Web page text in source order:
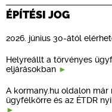
ÉPÍTÉSI JOG
2026. június 30-ától
Helyreállt a törvényes
eljárásokban
A kormany.hu oldalon
ügyfélkörre és az ÉTDR